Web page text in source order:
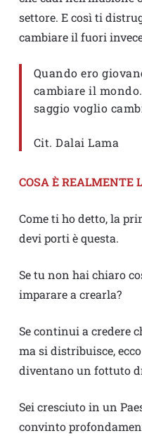
settore. E così ti
cambiare il fuori
Quando ero
cambiare il
saggio voglio
Cit. Dalai Lama
COSA È REALMENTE
Come ti ho detto, la
devi porti è questa.
Se tu non hai chiaro
imparare a crearla?
Se continui a credere
ma si distribuisce,
diventano un fottuto
Sei cresciuto in un
convinto